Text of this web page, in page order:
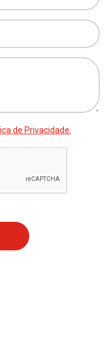
de Privacidade.